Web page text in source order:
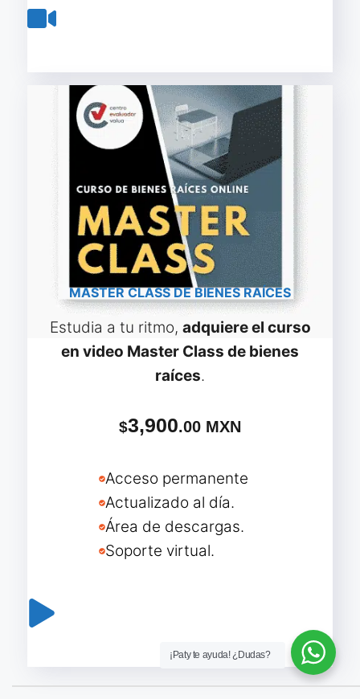
MASTER CLASS DE BIENES RAÍCES
Estudia a tu ritmo, adquiere el curso
en video Master Class de bienes
raíces.
$3,900.00 MXN
Acceso permanente
Actualizado al día.
Área de descargas.
Soporte virtual.
¡Paty te ayuda! ¿Dudas?